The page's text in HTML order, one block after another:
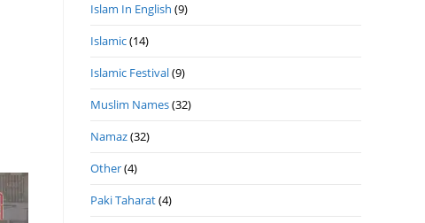
Islam In English (9)
Islamic(14)
Islamic Festival(9)
Muslim Names(32)
Namaz(32)
Other(4)
Paki Taharat(4)